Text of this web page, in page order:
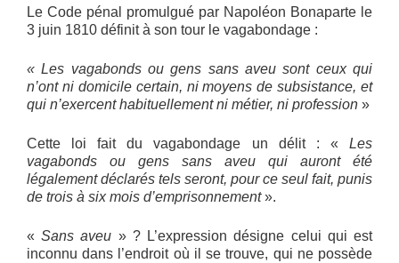
Le Code pénal promulgué par Napoléon Bonaparte le
3 juin 1810 définit à son tour le vagabondage :
« Les vagabonds ou gens sans aveu sont ceux qui
n’ont ni domicile certain, ni moyens de subsistance, et
qui n’exercent habituellement ni métier, ni profession »
Cette loi fait du vagabondage un délit : « Les
vagabonds ou gens sans aveu qui auront été
légalement déclarés tels seront, pour ce seul fait, punis
de trois à six mois d’emprisonnement».
«Sans aveu » ? L’expression désigne celui qui est
inconnu dans l’endroit où il se trouve, qui ne possède